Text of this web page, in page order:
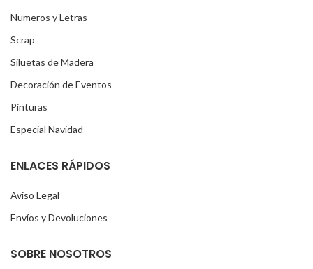
Numeros y Letras
Scrap
Siluetas de Madera
Decoración de Eventos
Pinturas
Especial Navidad
ENLACES RÁPIDOS
Aviso Legal
Envíos y Devoluciones
SOBRE NOSOTROS